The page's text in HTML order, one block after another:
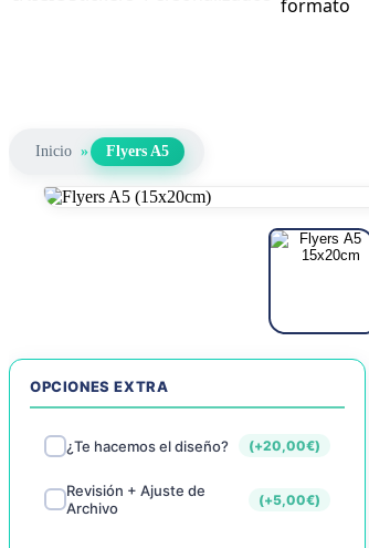
formato
Inicio » Flyers A5
OPCIONES EXTRA
¿Te hacemos el diseño? (+20,00€)
Revisión + Ajuste de
Archivo
(+5,00€)